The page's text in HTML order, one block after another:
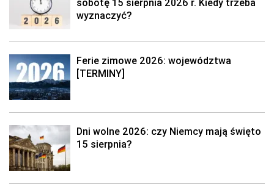
sobotę 15 sierpnia 2026 r. Kiedy trzeba
wyznaczyć?
Ferie zimowe 2026: województwa
[TERMINY]
Dni wolne 2026: czy Niemcy mają święto
15 sierpnia?